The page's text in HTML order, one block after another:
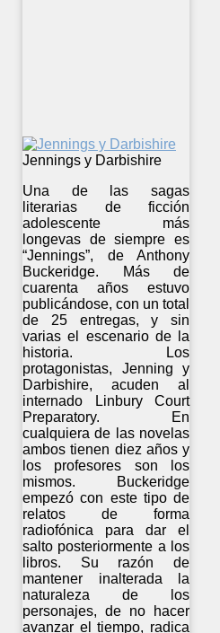
Jennings y Darbishire
Una de las sagas
literarias de ficción
adolescente más
longevas de siempre es
“Jennings”, de Anthony
Buckeridge. Más de
cuarenta años estuvo
publicándose, con un total
de 25 entregas, y sin
varias el escenario de la
historia. Los
protagonistas, Jenning y
Darbishire, acuden al
internado Linbury Court
Preparatory. En
cualquiera de las novelas
ambos tienen diez años y
los profesores son los
mismos. Buckeridge
empezó con este tipo de
relatos de forma
radiofónica para dar el
salto posteriormente a los
libros. Su razón de
mantener inalterada la
naturaleza de los
personajes, de no hacer
avanzar el tiempo, radica